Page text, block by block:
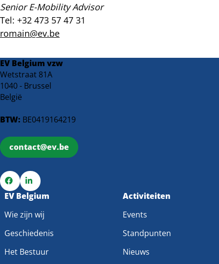
Senior E-Mobility Advisor
Tel: +32 473 57 47 31
romain@ev.be
EV Belgium vzw
Wetstraat 81A
1040 - Brussel
België
BTW: BE0419164219
contact@ev.be
Ga
Facebook
Ga
LinkedIn
EV Belgium
Wie zijn wij
Geschiedenis
Het Bestuur
Activiteiten
Events
Standpunten
Nieuws